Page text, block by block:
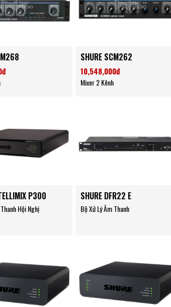
SHURE SCM262
10,548,000đ
Mixer 2 Kênh
P300
Hội Nghị
SHURE DFR22 E
Bộ Xử Lý Âm Thanh